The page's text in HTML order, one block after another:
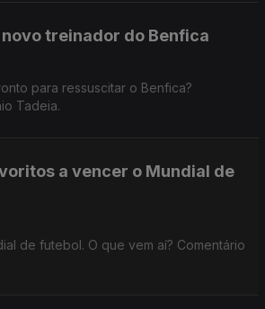
treinador do Benfica
para ressuscitar o Benfica?
Tadeia.
a vencer o Mundial de
de futebol. O que vem aí? Comentário